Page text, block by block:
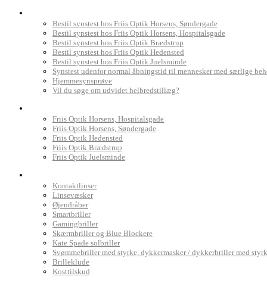
Bestil synstest hos Friis Optik Horsens, Søndergade
Bestil synstest hos Friis Optik Horsens, Hospitalsgade
Bestil synstest hos Friis Optik Brædstrup
Bestil synstest hos Friis Optik Hedensted
Bestil synstest hos Friis Optik Juelsminde
Synstest udenfor normal åbningstid til mennesker med særlige
Hjemmesynsprøve
Vil du søge om udvidet helbredstillæg?
Friis Optik Horsens, Hospitalsgade
Friis Optik Horsens, Søndergade
Friis Optik Hedensted
Friis Optik Brædstrup
Friis Optik Juelsminde
Kontaktlinser
Linsevæsker
Øjendråber
Smartbriller
Gamingbriller
Skærmbriller og Blue Blockere
Kate Spade solbriller
Svømmebriller med styrke, dykkermasker / dykkerbriller med
Brilleklude
Kosttilskud